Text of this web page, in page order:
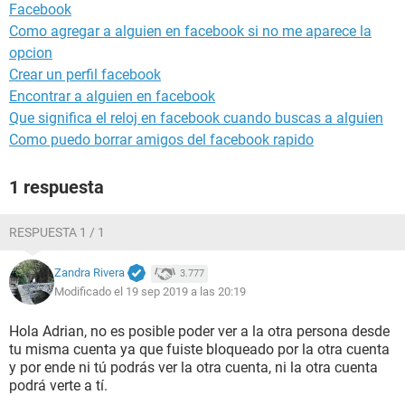
Facebook
Como agregar a alguien en facebook si no me aparece la
opcion
Crear un perfil facebook
Encontrar a alguien en facebook
Que significa el reloj en facebook cuando buscas a alguien
Como puedo borrar amigos del facebook rapido
1 respuesta
RESPUESTA 1 / 1
Zandra Rivera 3.777
Modificado el 19 sep 2019 a las 20:19
Hola Adrian, no es posible poder ver a la otra persona desde
tu misma cuenta ya que fuiste bloqueado por la otra cuenta
y por ende ni tú podrás ver la otra cuenta, ni la otra cuenta
podrá verte a tí.